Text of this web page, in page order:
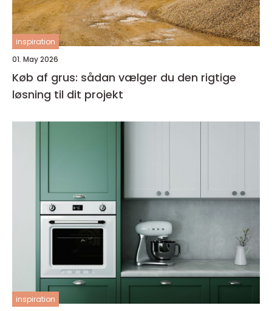
inspiration
01. May 2026
Køb af grus: sådan vælger du den rigtige
løsning til dit projekt
inspiration